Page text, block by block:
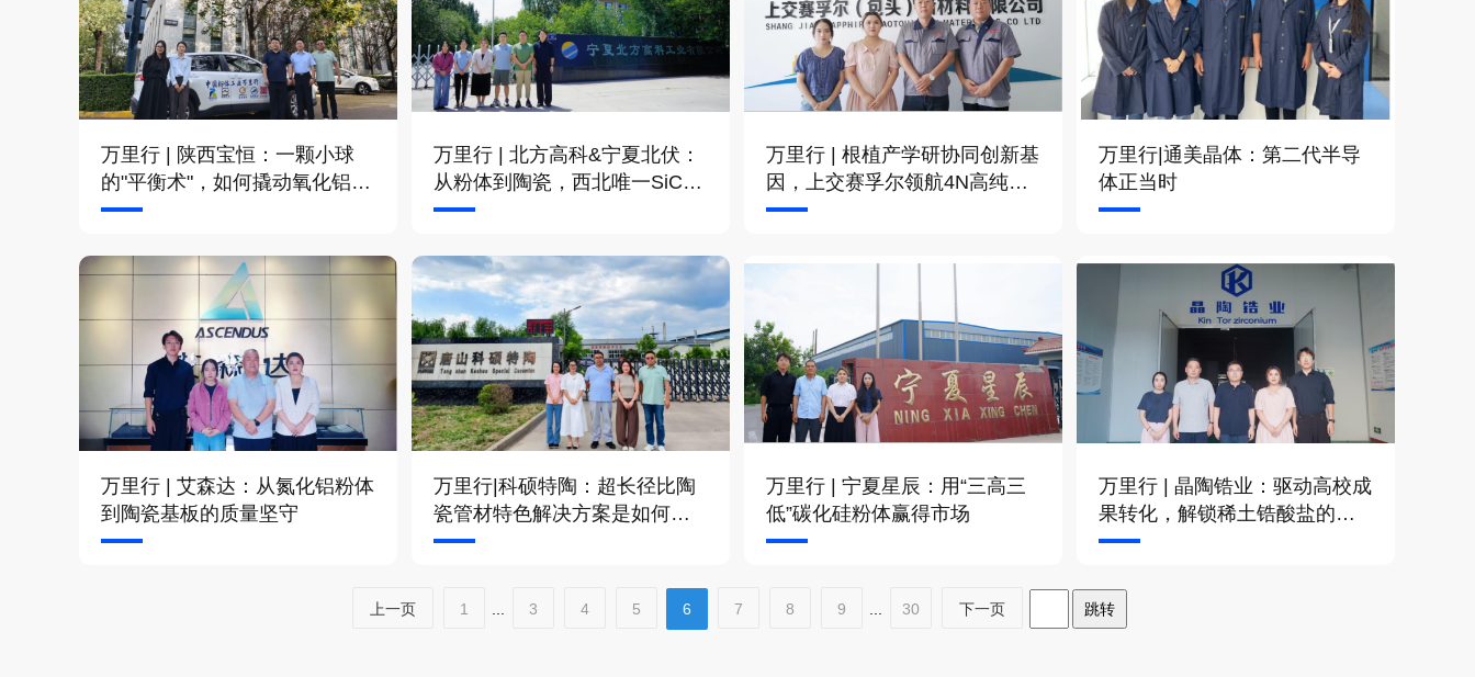
万里行 | 陕西宝恒：一颗小球
的"平衡术"，如何撬动氧化铝载
体国产替代大市场
万里行 | 北方高科&宁夏北伏：
从粉体到陶瓷，西北唯一SiC全
产业链企业
万里行 | 根植产学研协同创新基
因，上交赛孚尔领航4N高纯氧
化铝国产化新里程
万里行|通美晶体：第二代半导
体正当时
万里行 | 艾森达：从氮化铝粉体
到陶瓷基板的质量坚守
万里行|科硕特陶：超长径比陶
瓷管材特色解决方案是如何炼
成的
万里行 | 宁夏星辰：用“三高三
低”碳化硅粉体赢得市场
万里行 | 晶陶锆业：驱动高校成
果转化，解锁稀土锆酸盐的多
维应用
上一页 1 3 4 5 6 7 8 9 30 下一页 跳转